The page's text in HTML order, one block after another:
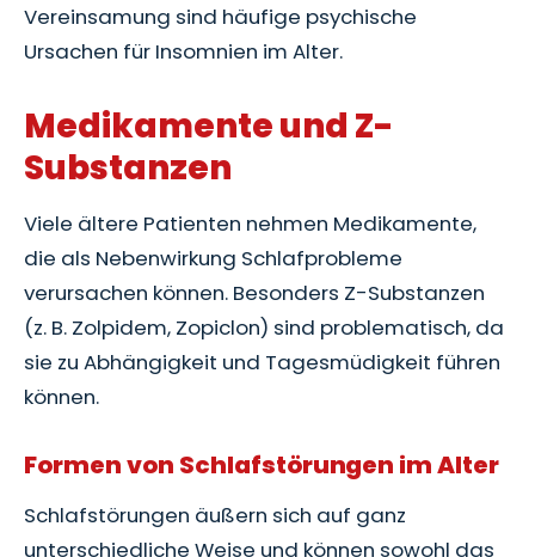
Vereinsamung sind häufige psychische
Ursachen für Insomnien im Alter.
Medikamente und Z-
Substanzen
Viele ältere Patienten nehmen Medikamente,
die als Nebenwirkung Schlafprobleme
verursachen können. Besonders Z-Substanzen
(z. B. Zolpidem, Zopiclon) sind problematisch, da
sie zu Abhängigkeit und Tagesmüdigkeit führen
können.
Formen von Schlafstörungen im Alter
Schlafstörungen äußern sich auf ganz
unterschiedliche Weise und können sowohl das